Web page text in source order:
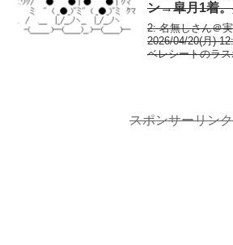
ン→皐月1着。
ート
2: 名無しさん＠
2026/04/20(月)
ベレシートのラス
スポンサーリンク